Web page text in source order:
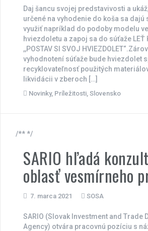
Daj šancu svojej predstavivosti a
určené na vyhodenie do koša sa dajú
využiť napríklad do podoby modelu
hviezdoletu a zapoj sa do súťaže LEŤ
,,POSTAV SI SVOJ
vyhodnotení súťaže bude hviezdolet
recyklovateľnosť použitých
likvidácii v zberoch […]
Novinky, Príležitosti Slovensko
/** */
SARIO hľadá
oblasť vesmírneho
7. marca 2021 SOSA
SARIO (Slovak Investment and Trade
Agency) otvára pracovnú pozíciu s